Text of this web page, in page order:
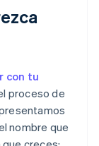
con tu
proceso de
nombre que